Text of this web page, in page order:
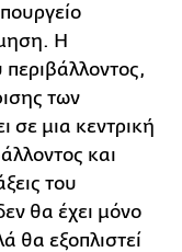
Η
των
σε μια κεντρική
και
του
θα έχει μόνο
θα εξοπλιστεί